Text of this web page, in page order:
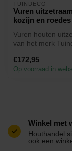
TUINDECO
Vuren
kozijn en roedes
Vuren houten
van het merk
112c...
€172,95
Op voorraad in
Winkel met
Houthandel
ook een